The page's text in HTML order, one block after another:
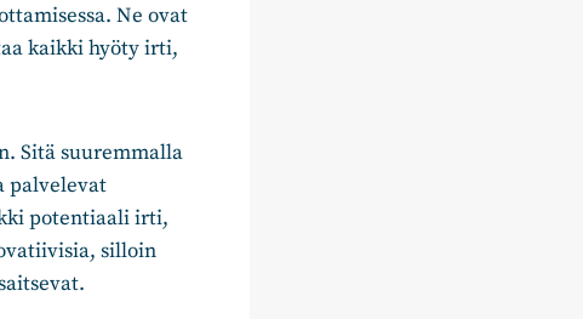
Ne ovat
kaikki hyöty irti,
Sitä suuremmalla
palvelevat
potentiaali irti,
silloin